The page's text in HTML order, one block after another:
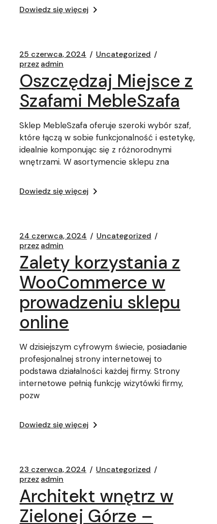
Dowiedz się więcej
25 czerwca, 2024
Uncategorized
przez admin
Oszczędzaj Miejsce z
Szafami MebleSzafa
Sklep MebleSzafa oferuje szeroki wybór szaf,
które łączą w sobie funkcjonalność i estetykę,
idealnie komponując się z różnorodnymi
wnętrzami. W asortymencie sklepu zna
Dowiedz się więcej
24 czerwca, 2024
Uncategorized
przez admin
Zalety korzystania z
WooCommerce w
prowadzeniu sklepu
online
W dzisiejszym cyfrowym świecie, posiadanie
profesjonalnej strony internetowej to
podstawa działalności każdej firmy. Strony
internetowe pełnią funkcję wizytówki firmy,
pozw
Dowiedz się więcej
23 czerwca, 2024
Uncategorized
przez admin
Architekt wnętrz w
Zielonej Górze –